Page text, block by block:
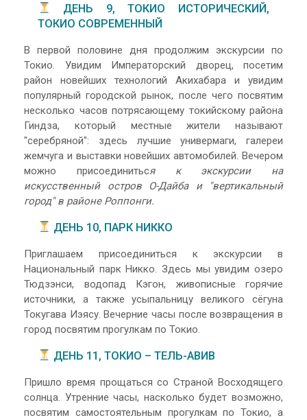
ДЕНЬ 9, ТОКИО ИСТОРИЧЕСКИЙ,
ТОКИО СОВРЕМЕННЫЙ
В первой половине дня продолжим экскурсии по
Токио. Увидим Императорский дворец, посетим
район новейших технологий Акихабара и увидим
популярный городской рынок, после чего посвятим
несколько часов потрясающему токийскому района
Гиндза, который местные жители называют
"серебряной": здесь лучшие универмаги, галереи
жемчуга и выставки новейших автомобилей. Вечером
можно присоединиться к экскурсии на
искусственный остров О-Дайба и "вертикальный
город" в районе Роппонги.
ДЕНЬ 10, ПАРК НИККО
Приглашаем присоединиться к экскурсии в
Национальный парк Никко. Здесь мы увидим озеро
Тюдзэнси, водопад Кэгон, живописные горячие
источники, а также усыпальницу великого сёгуна
Токугава Иэясу. Вечерние часы после возвращения в
город посвятим прогулкам по Токио.
ДЕНЬ 11, ТОКИО – ТЕЛЬ-АВИВ
Пришло время прощаться со Страной Восходящего
солнца. Утренние часы, насколько будет возможно,
посвятим самостоятельным прогулкам по Токио, а